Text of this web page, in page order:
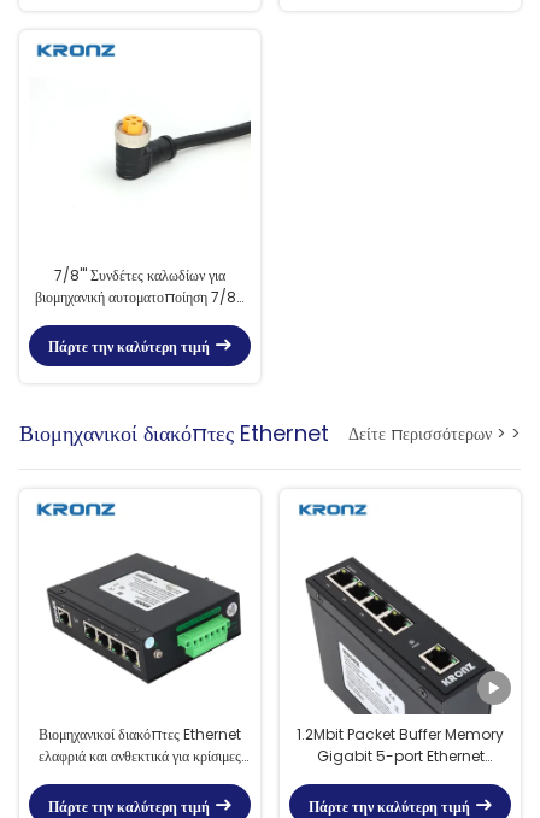
7/8'" Συνδέτες καλωδίων για
βιομηχανική αυτοματοποίηση 7/8-
Connector
Πάρτε την καλύτερη τιμή
Βιομηχανικοί διακόπτες Ethernet Δείτε περισσότερων > >
Βιομηχανικοί διακόπτες Ethernet
ελαφριά και ανθεκτικά για κρίσιμες
Πάρτε την καλύτερη τιμή
1.2Mbit Packet Buffer Memory
Gigabit 5-port Ethernet
δεδομένων
Πάρτε την καλύτερη τιμή